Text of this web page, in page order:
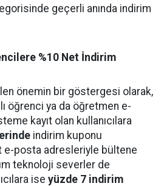
geçerli anında indirim
%10 Net İndirim
önemin bir göstergesi olarak,
öğrenci ya da öğretmen e-
kayıt olan kullanıcılara
indirim kuponu
e-posta adresleriyle bültene
teknoloji severler de
ise yüzde 7 indirim